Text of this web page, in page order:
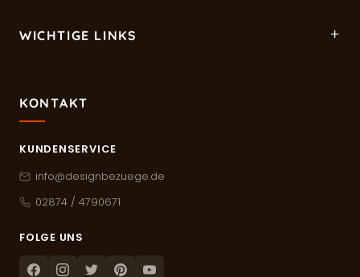
WICHTIGE LINKS
KONTAKT
KUNDENSERVICE
info@designbezuege.de
02874 / 4790671
FOLGE UNS